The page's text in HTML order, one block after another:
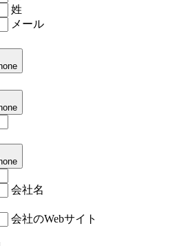
姓
メール
会社名
会社のWebサイト